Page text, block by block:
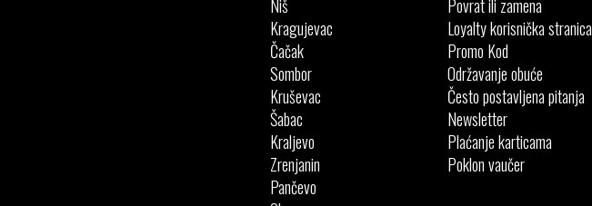
Niš
Kragujevac
Čačak
Sombor
Kruševac
Šabac
Kraljevo
Zrenjanin
Pančevo
Povrat ili zamena
Loyalty korisnička stranica
Promo Kod
Održavanje obuće
Često postavljena pitanja
Newsletter
Plaćanje karticama
Poklon vaučer